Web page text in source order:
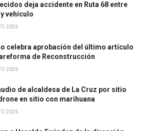
deja accidente en Ruta 68 entre
vehículo
2026
celebra aprobación del último artículo
de Reconstrucción
2026
de alcaldesa de La Cruz por sitio
en sitio con marihuana
2026